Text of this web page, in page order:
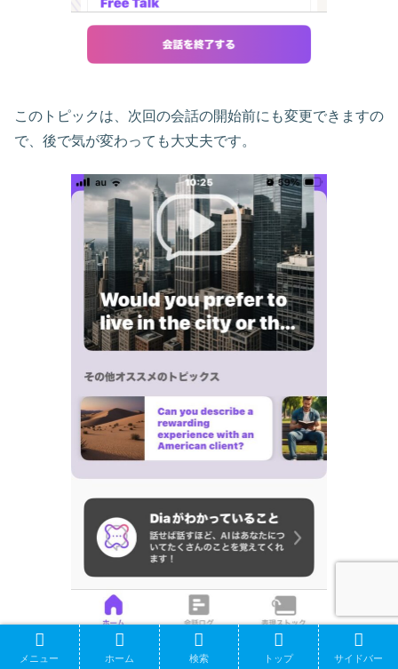
このトピックは、次回の会話の開始前にも変更できますの
で、後で気が変わっても大丈夫です。
Screenshot
メニュー
ホーム 検索 トップ サイドバー